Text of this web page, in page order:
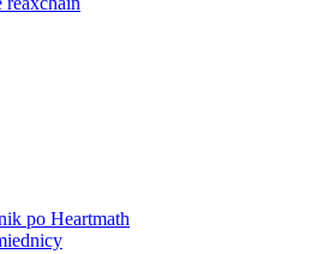
po Heartmath